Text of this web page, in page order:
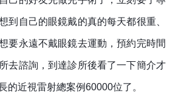
到自己的眼鏡戴的真的每天都很重、
要永遠不戴眼鏡去運動，預約完時間
去諮詢，到達診所後看了一下簡介才
的近視雷射總案例60000位了。